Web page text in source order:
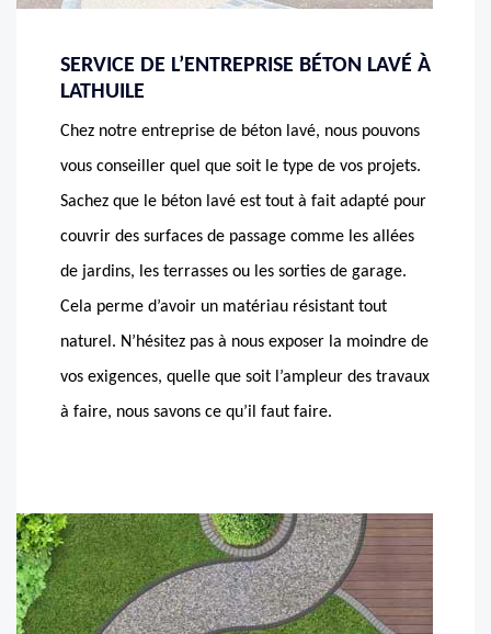
SERVICE DE L’ENTREPRISE BÉTON LAVÉ À
LATHUILE
Chez notre entreprise de béton lavé, nous pouvons
vous conseiller quel que soit le type de vos projets.
Sachez que le béton lavé est tout à fait adapté pour
couvrir des surfaces de passage comme les allées
de jardins, les terrasses ou les sorties de garage.
Cela perme d’avoir un matériau résistant tout
naturel. N’hésitez pas à nous exposer la moindre de
vos exigences, quelle que soit l’ampleur des travaux
à faire, nous savons ce qu’il faut faire.